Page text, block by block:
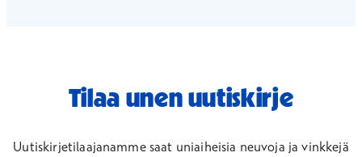
Tilaa unen uutiskirje
Uutiskirjetilaajanamme saat uniaiheisia neuvoja ja vinkkejä